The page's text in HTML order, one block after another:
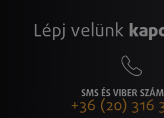
Lépj velünk
SMS ÉS VIBER
+36 (20) 316